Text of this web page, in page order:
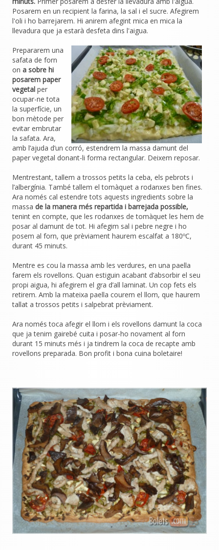
Posarem en un recipient la farina, la sal i el sucre. Afegirem
l'oli i ho barrejarem. Hi anirem afegint mica en mica la
llevadura que ja estarà desfeta dins l'aigua.
Prepararem una
safata de forn
on a sobre hi
posarem paper
vegetal per
ocupar-ne tota
la superfície, un
bon mètode per
evitar embrutar
la safata. Ara,
amb l’ajuda d’un corró, estendrem la massa damunt del
paper vegetal donant-li forma rectangular. Deixem reposar.
Mentrestant, tallem a trossos petits la ceba, els pebrots i
l’albergínia. També tallem el tomàquet a rodanxes ben fines.
Ara només cal estendre tots aquests ingredients sobre la
massa de la manera més repartida i barrejada possible,
tenint en compte, que les rodanxes de tomàquet les hem de
posar al damunt de tot. Hi afegim sal i pebre negre i ho
posem al forn, que prèviament haurem escalfat a 180ºC,
durant 45 minuts.
Mentre es cou la massa amb les verdures, en una paella
farem els rovellons. Quan estiguin acabant d’absorbir el seu
propi aigua, hi afegirem el gra d’all laminat. Un cop fets els
retirem. Amb la mateixa paella courem el llom, que haurem
tallat a trossos petits i salpebrat prèviament.
Ara només toca afegir el llom i els rovellons damunt la coca
que ja tenim gairebé cuita i posar-ho novament al forn
durant 15 minuts més i ja tindrem la coca de recapte amb
rovellons preparada. Bon profit i bona cuina boletaire!